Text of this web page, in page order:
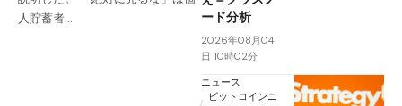
人貯蓄者…
ード分析
2026年08月04
日 10時02分
ニュース
ビットコインニ